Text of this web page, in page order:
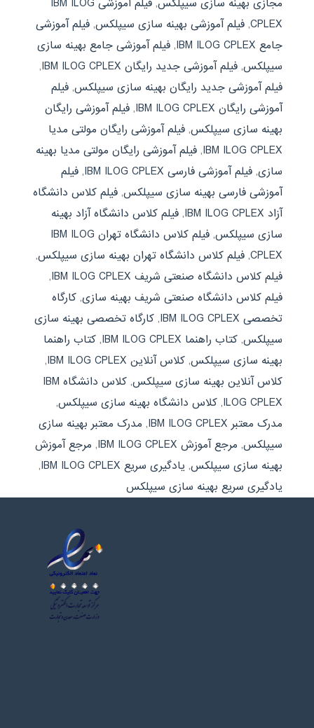
CPLEX
, فیلم آموزشی بهینه سازی سیپلکس, فیلم آموزشی
جامع IBM ILOG CPLEX
, فیلم آموزشی جامع بهینه سازی
سیپلکس, فیلم آموزشی جدید رایگان IBM ILOG CPLEX
,
فیلم آموزشی جدید رایگان بهینه سازی سیپلکس, فیلم
آموزشی رایگان IBM ILOG CPLEX
, فیلم آموزشی رایگان
بهینه سازی سیپلکس, فیلم آموزشی رایگان مولتی مدیا
IBM ILOG CPLEX
, فیلم آموزشی رایگان مولتی مدیا بهینه
سازی, فیلم آموزشی فارسی IBM ILOG CPLEX , فیلم
آموزشی فارسی بهینه سازی سیپلکس, فیلم کلاس دانشگاه
آزاد IBM ILOG CPLEX
, فیلم کلاس دانشگاه آزاد بهینه
سازی سیپلکس,
فیلم کلاس دانشگاه تهران IBM ILOG
CPLEX
, فیلم کلاس دانشگاه تهران بهینه سازی سیپلکس,
فیلم کلاس دانشگاه صنعتی شریف IBM ILOG CPLEX
,
فیلم کلاس دانشگاه صنعتی شریف بهینه سازی, کارگاه
تخصصی IBM ILOG CPLEX
, کارگاه تخصصی بهینه سازی
سیپلکس, کتاب راهنما IBM ILOG CPLEX , کتاب راهنما
بهینه سازی سیپلکس, کلاس آنلاین IBM ILOG CPLEX
,
کلاس آنلاین بهینه سازی سیپلکس,
کلاس دانشگاه IBM
ILOG CPLEX
, کلاس دانشگاه بهینه سازی سیپلکس,
مدرک معتبر IBM ILOG CPLEX
, مدرک معتبر بهینه سازی
سیپلکس, مرجع آموزش IBM ILOG CPLEX , مرجع آموزش
بهینه سازی سیپلکس, یادگیری سریع IBM ILOG CPLEX
,
یادگیری سریع بهینه سازی سیپلکس